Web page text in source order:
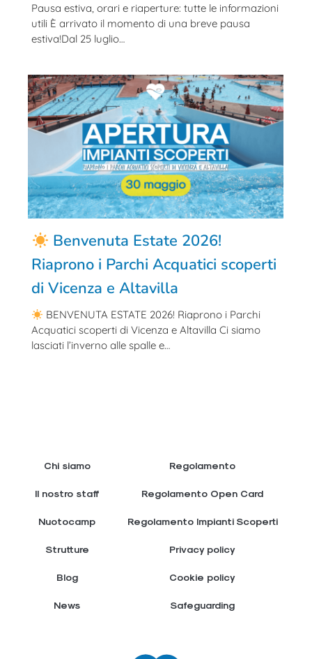
Pausa estiva, orari e riaperture: tutte le informazioni
utili È arrivato il momento di una breve pausa
estiva!Dal 25 luglio…
Benvenuta Estate 2026!
Riaprono i Parchi Acquatici scoperti
di Vicenza e Altavilla
BENVENUTA ESTATE 2026! Riaprono i Parchi
Acquatici scoperti di Vicenza e Altavilla Ci siamo
lasciati l’inverno alle spalle e…
Chi siamo
Il nostro staff
Nuotocamp
Strutture
Blog
News
Regolamento
Regolamento Open Card
Regolamento Impianti Scoperti
Privacy policy
Cookie policy
Safeguarding